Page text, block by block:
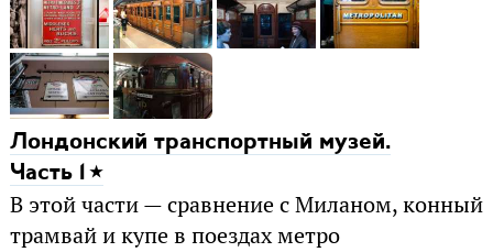
Лондонский транспортный музей.
Часть 1
В этой части — сравнение с Миланом, конный
трамвай и купе в поездах метро